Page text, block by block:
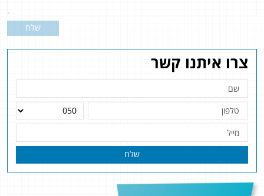
צרו איתנו קשר
שלח
שלח